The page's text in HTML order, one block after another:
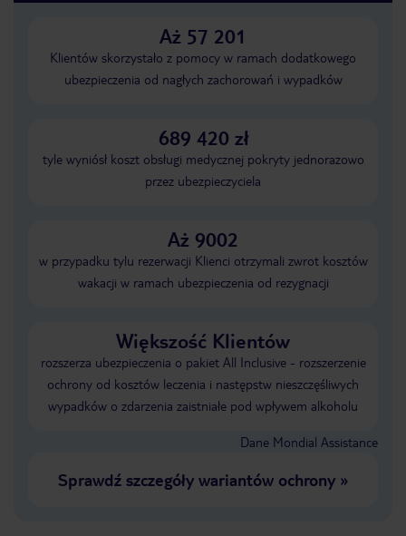
Aż 57 201
Klientów skorzystało z pomocy w ramach dodatkowego
ubezpieczenia od nagłych zachorowań i wypadków
689 420 zł
tyle wyniósł koszt obsługi medycznej pokryty jednorazowo
przez ubezpieczyciela
Aż 9002
w przypadku tylu rezerwacji Klienci otrzymali zwrot kosztów
wakacji w ramach ubezpieczenia od rezygnacji
Większość Klientów
rozszerza ubezpieczenia o pakiet All Inclusive - rozszerzenie
ochrony od kosztów leczenia i następstw nieszczęśliwych
wypadków o zdarzenia zaistniałe pod wpływem alkoholu
Dane Mondial Assistance
Sprawdź szczegóły wariantów ochrony»